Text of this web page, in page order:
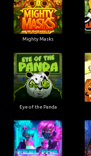
Mighty Masks
Eye of the Panda